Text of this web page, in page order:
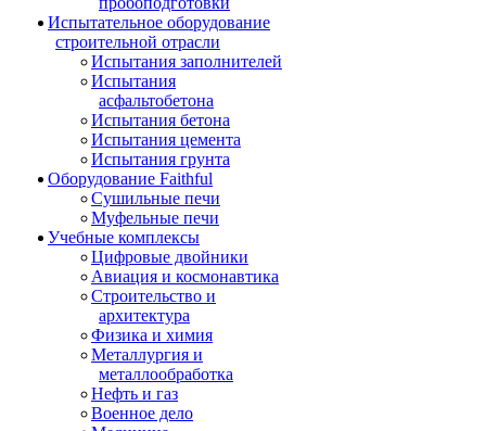
Испытательное оборудование
строительной отрасли
Испытания заполнителей
Испытания
асфальтобетона
Испытания бетона
Испытания цемента
Испытания грунта
Оборудование Faithful
Сушильные печи
Муфельные печи
Учебные комплексы
Цифровые двойники
Авиация и космонавтика
Строительство и
архитектура
Физика и химия
Металлургия и
металлообработка
Нефть и газ
Военное дело